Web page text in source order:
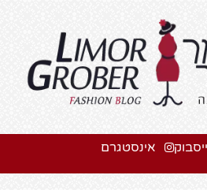
אינסטגרם